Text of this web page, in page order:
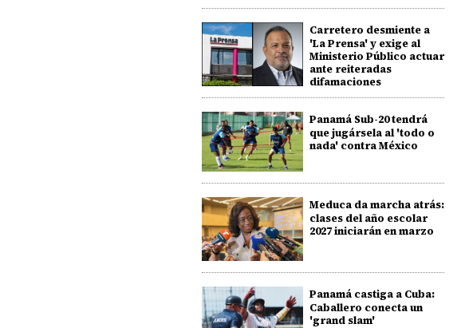
Carretero desmiente a
'La Prensa' y exige al
Ministerio Público actuar
ante reiteradas
difamaciones
Panamá Sub-20 tendrá
que jugársela al 'todo o
nada' contra México
Meduca da marcha atrás:
clases del año escolar
2027 iniciarán en marzo
Panamá castiga a Cuba:
Caballero conecta un
'grand slam'